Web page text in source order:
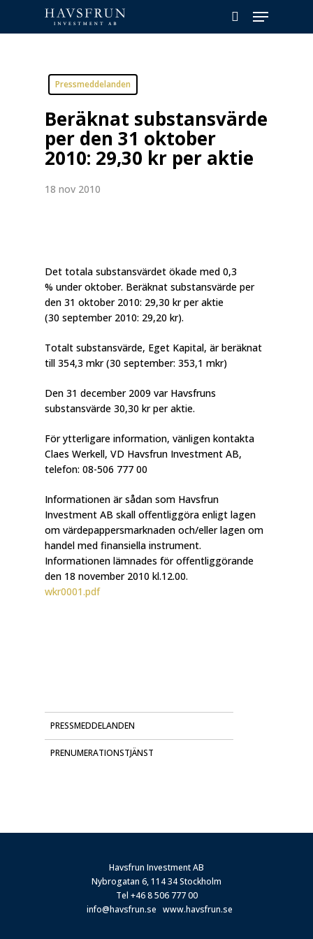
main
search
Menu
Pressmeddelanden
Beräknat substansvärde
per den 31 oktober
2010: 29,30 kr per aktie
18 nov 2010
Det totala substansvärdet ökade med 0,3
% under oktober. Beräknat substansvärde per
den 31 oktober 2010: 29,30 kr per aktie
(30 september 2010: 29,20 kr).
Totalt substansvärde, Eget Kapital, är beräknat
till 354,3 mkr (30 september: 353,1 mkr)
Den 31 december 2009 var Havsfruns
substansvärde 30,30 kr per aktie.
För ytterligare information, vänligen kontakta
Claes Werkell, VD Havsfrun Investment AB,
telefon: 08-506 777 00
Informationen är sådan som Havsfrun
Investment AB skall offentliggöra enligt lagen
om värdepappersmarknaden och/eller lagen om
handel med finansiella instrument.
Informationen lämnades för offentliggörande
den 18 november 2010 kl.12.00.
wkr0001.pdf
PRESSMEDDELANDEN
PRENUMERATIONSTJÄNST
Havsfrun Investment AB
Nybrogatan 6, 114 34 Stockholm
Tel +46 8 506 777 00
info@havsfrun.se www.havsfrun.se